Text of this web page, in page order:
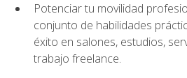
Potenciar tu movilidad
conjunto de habilidades
éxito en salones, estudios,
trabajo freelance.